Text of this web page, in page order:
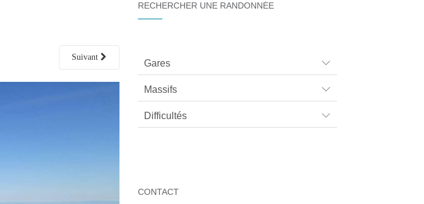
Suivant
RECHERCHER UNE RANDONNÉE
Gares
Massifs
Difficultés
CONTACT